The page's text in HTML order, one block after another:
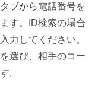
ブから電話番号を
す。ID検索の場合
力してください。
選び、相手のコー
。